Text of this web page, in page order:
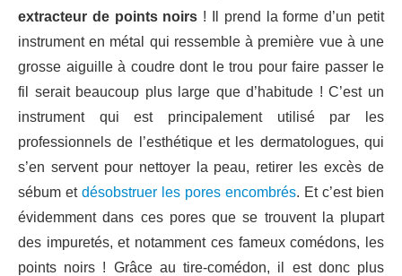
extracteur de points noirs ! Il prend la forme d’un petit
instrument en métal qui ressemble à première vue à une
grosse aiguille à coudre dont le trou pour faire passer le
fil serait beaucoup plus large que d’habitude ! C’est un
instrument qui est principalement utilisé par les
professionnels de l’esthétique et les dermatologues, qui
s’en servent pour nettoyer la peau, retirer les excès de
sébum et désobstruer les pores encombrés. Et c’est bien
évidemment dans ces pores que se trouvent la plupart
des impuretés, et notamment ces fameux comédons, les
points noirs ! Grâce au tire-comédon, il est donc plus